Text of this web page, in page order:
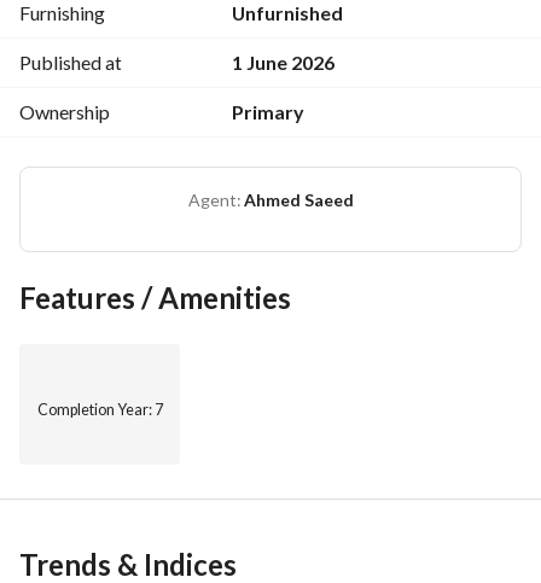
Furnishing Unfurnished
Published at 1 June 2026
Ownership Primary
Agent:Ahmed Saeed
Features / Amenities
Completion Year: 7
Trends & Indices